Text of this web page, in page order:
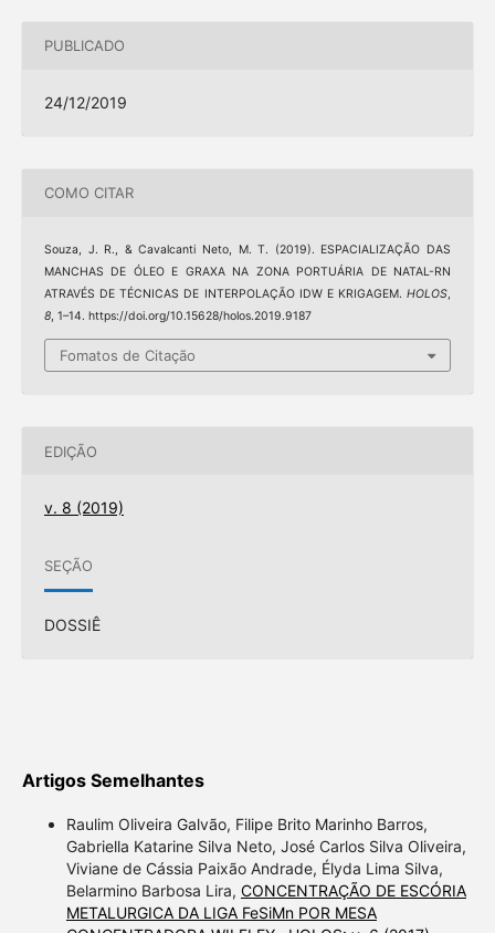
PUBLICADO
24/12/2019
COMO CITAR
Souza, J. R., & Cavalcanti Neto, M. T. (2019). ESPACIALIZAÇÃO DAS
MANCHAS DE ÓLEO E GRAXA NA ZONA PORTUÁRIA DE NATAL-RN
ATRAVÉS DE TÉCNICAS DE INTERPOLAÇÃO IDW E KRIGAGEM.HOLOS,
8, 1–14. https://doi.org/10.15628/holos.2019.9187
Fomatos de Citação
EDIÇÃO
v. 8 (2019)
SEÇÃO
DOSSIÊ
Artigos Semelhantes
Raulim Oliveira Galvão, Filipe Brito Marinho Barros,
Gabriella Katarine Silva Neto, José Carlos Silva Oliveira,
Viviane de Cássia Paixão Andrade, Élyda Lima Silva,
Belarmino Barbosa Lira, CONCENTRAÇÃO DE ESCÓRIA
METALURGICA DA LIGA FeSiMn POR MESA